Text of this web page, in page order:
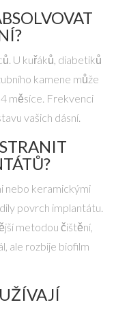
U kuřáků, diabetiků
kamene může
měsíce. Frekvenci
vašich dásní.
nebo keramickými
povrch implantátu.
metodou čištění,
ale rozbije biofilm